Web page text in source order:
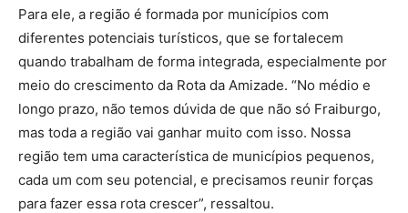
Para ele, a região é formada por municípios com
diferentes potenciais turísticos, que se fortalecem
quando trabalham de forma integrada, especialmente por
meio do crescimento da Rota da Amizade. “No médio e
longo prazo, não temos dúvida de que não só Fraiburgo,
mas toda a região vai ganhar muito com isso. Nossa
região tem uma característica de municípios pequenos,
cada um com seu potencial, e precisamos reunir forças
para fazer essa rota crescer”, ressaltou.